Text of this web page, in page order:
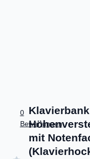
0
Bewertungen
Klavierbank
mit